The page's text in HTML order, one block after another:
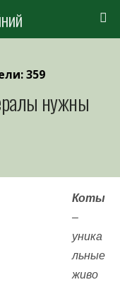
359
нужны
Коты
–
уника
льные
живо